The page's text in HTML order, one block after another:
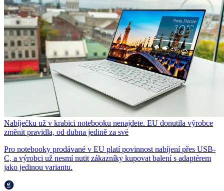
Nabíječku už v krabici notebooku nenajdete. EU donutila výrobce
změnit pravidla, od dubna jedině za své
Pro notebooky prodávané v EU platí povinnost nabíjení přes USB-
C, a výrobci už nesmí nutit zákazníky kupovat balení s adaptérem
jako jedinou variantu.